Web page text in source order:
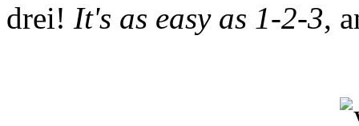
drei! It's as easy as 1-2-3,